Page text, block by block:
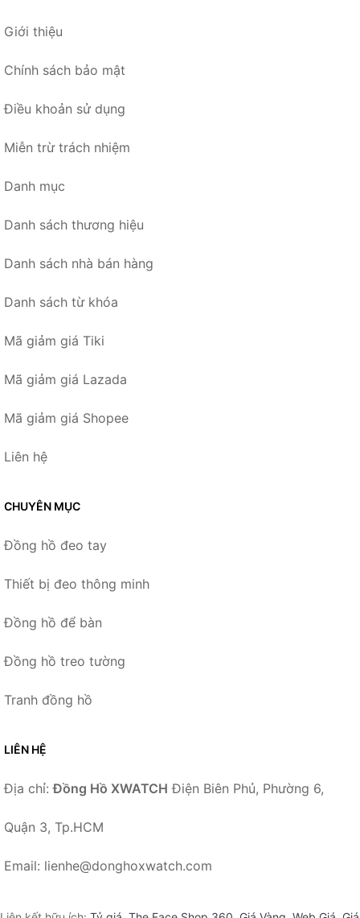
Giới thiệu
Chính sách bảo mật
Điều khoản sử dụng
Miễn trừ trách nhiệm
Danh mục
Danh sách thương hiệu
Danh sách nhà bán hàng
Danh sách từ khóa
Mã giảm giá Tiki
Mã giảm giá Lazada
Mã giảm giá Shopee
Liên hệ
CHUYÊN MỤC
Đồng hồ đeo tay
Thiết bị đeo thông minh
Đồng hồ để bàn
Đồng hồ treo tường
Tranh đồng hồ
LIÊN HỆ
Địa chỉ:Đồng Hồ XWATCH Điện Biên Phủ, Phường 6,
Quận 3, Tp.HCM
Email: lienhe@donghoxwatch.com